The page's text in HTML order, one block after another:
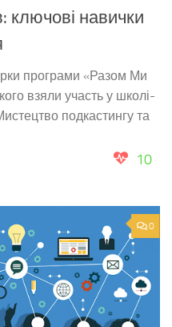
ключові навички
програми «Разом Ми
взяли участь у школі-
подкастингу та
10
0